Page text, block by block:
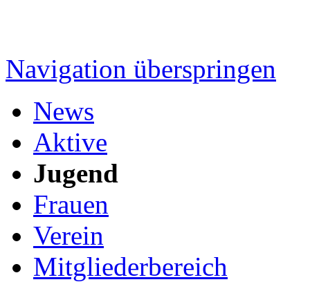
Navigation überspringen
News
Aktive
Jugend
Frauen
Verein
Mitgliederbereich